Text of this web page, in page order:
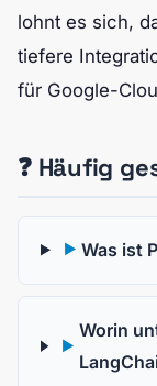
lohnt es sich,
tiefere
für Google-
❓ Häufig
▶ Was ist
▶
Worin